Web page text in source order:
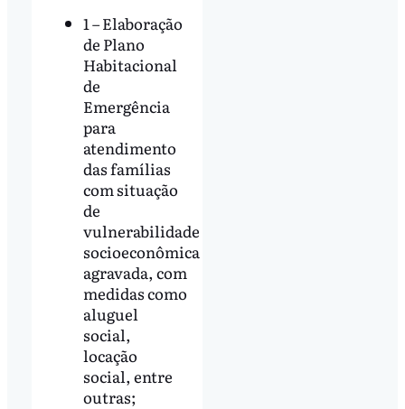
1 – Elaboração
de Plano
Habitacional
de
Emergência
para
atendimento
das famílias
com situação
de
vulnerabilidade
socioeconômica
agravada, com
medidas como
aluguel
social,
locação
social, entre
outras;